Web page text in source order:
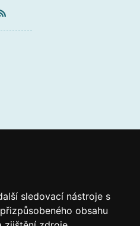
sledovací nástroje s
obsahu